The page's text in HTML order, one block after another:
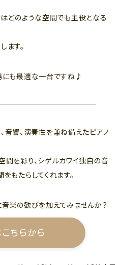
どのような空間でも主役となる
ます。
にも最適な一台ですね♪
音響、演奏性を兼ね備えたピアノ
間を彩り、シゲルカワイ独自の音
もたらしてくれます。
楽の歓びを加えてみませんか？
ちらから